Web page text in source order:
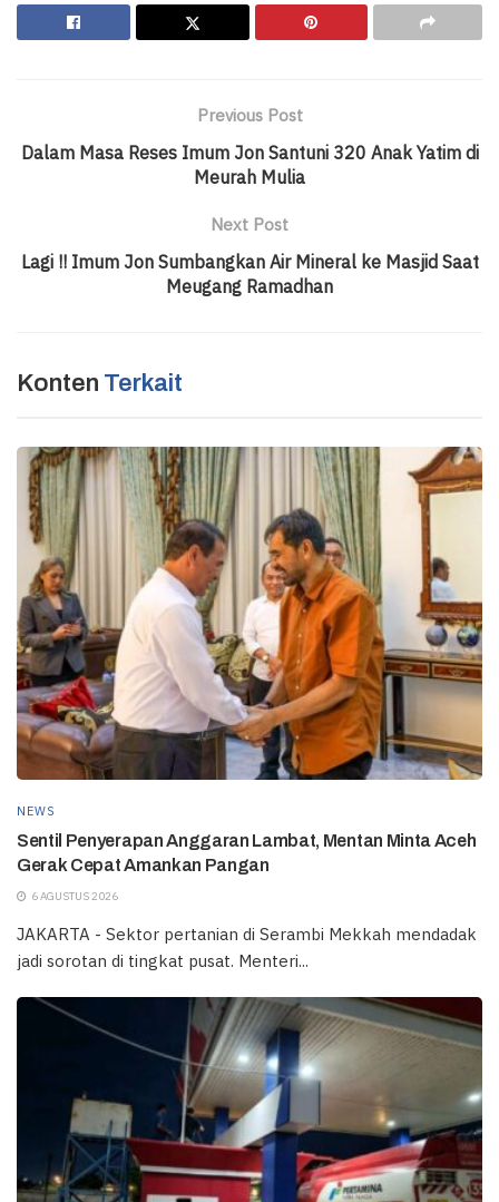
Previous Post
Dalam Masa Reses Imum Jon Santuni 320 Anak Yatim di
Meurah Mulia
Next Post
Lagi !! Imum Jon Sumbangkan Air Mineral ke Masjid Saat
Meugang Ramadhan
Konten Terkait
NEWS
Sentil Penyerapan Anggaran Lambat, Mentan Minta Aceh
Gerak Cepat Amankan Pangan
6 AGUSTUS 2026
JAKARTA - Sektor pertanian di Serambi Mekkah mendadak
jadi sorotan di tingkat pusat. Menteri...